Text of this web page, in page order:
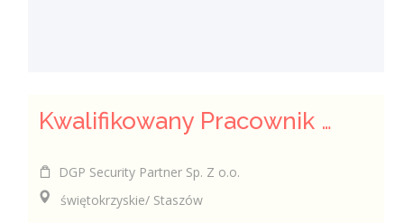
Kwalifikowany Pracownik Ochrony z Pozwoleniem na Broń (K/M)
DGP Security Partner Sp. Z o.o.
świętokrzyskie/ Staszów